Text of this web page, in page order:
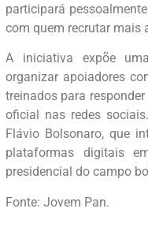
participará
com quem recrutar mais
A iniciativa expõe uma
organizar apoiadores
treinados para
oficial nas redes
Flávio Bolsonaro, que
plataformas digitais
presidencial do campo
Fonte: Jovem Pan.